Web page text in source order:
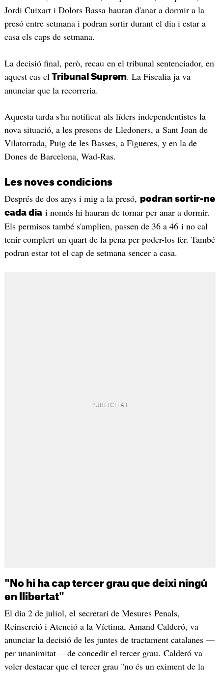
Jordi Cuixart i Dolors Bassa hauran d'anar a dormir a la
presó entre setmana i podran sortir durant el dia i estar a
casa els caps de setmana.
La decisió final, però, recau en el tribunal sentenciador, en
aquest cas el Tribunal Suprem. La Fiscalia ja va
anunciar que la recorreria.
Aquesta tarda s'ha notificat als líders independentistes la
nova situació, a les presons de Lledoners, a Sant Joan de
Vilatorrada, Puig de les Basses, a Figueres, y en la de
Dones de Barcelona, Wad-Ras.
Les noves condicions
Després de dos anys i mig a la presó, podran sortir-ne
cada diai només hi hauran de tornar per anar a dormir.
Els permisos també s'amplien, passen de 36 a 46 i no cal
tenir complert un quart de la pena per poder-los fer. També
podran estar tot el cap de setmana sencer a casa.
"No hi ha cap tercer grau que deixi ningú
en llibertat"
El dia 2 de juliol, el secretari de Mesures Penals,
Reinserció i Atenció a la Víctima, Amand Calderó, va
anunciar la decisió de les juntes de tractament catalanes —
per unanimitat— de concedir el tercer grau. Calderó va
voler destacar que el tercer grau "no és un eximent de la